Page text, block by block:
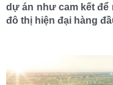
dự án như cam kết để
đô thị hiện đại hàng